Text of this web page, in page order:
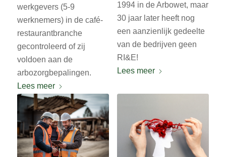
werkgevers (5-9
werknemers) in de café-
restaurantbranche
gecontroleerd of zij
voldoen aan de
arbozorgbepalingen.
Lees meer
1994 in de Arbowet, maar
30 jaar later heeft nog
een aanzienlijk gedeelte
van de bedrijven geen
RI&E!
Lees meer